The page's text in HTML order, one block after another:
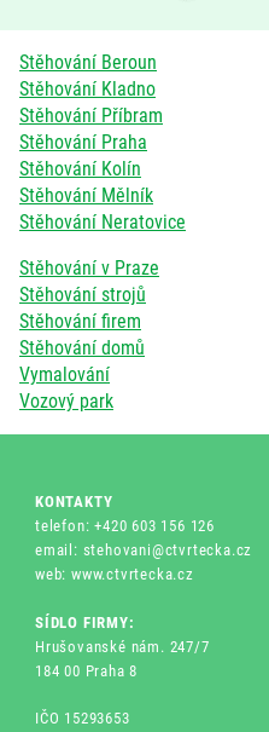
Stěhování Beroun
Stěhování Kladno
Stěhování Příbram
Stěhování Praha
Stěhování Kolín
Stěhování Mělník
Stěhování Neratovice
Stěhování v Praze
Stěhování strojů
Stěhování firem
Stěhování domů
Vymalování
Vozový park
KONTAKTY
telefon: +420 603 156 126
email: stehovani@ctvrtecka.cz
web: www.ctvrtecka.cz
SÍDLO FIRMY:
Hrušovanské nám. 247/7
184 00 Praha 8
IČO 15293653